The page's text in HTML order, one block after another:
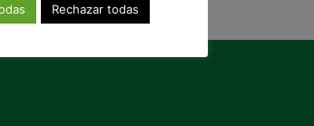
Rechazar todas